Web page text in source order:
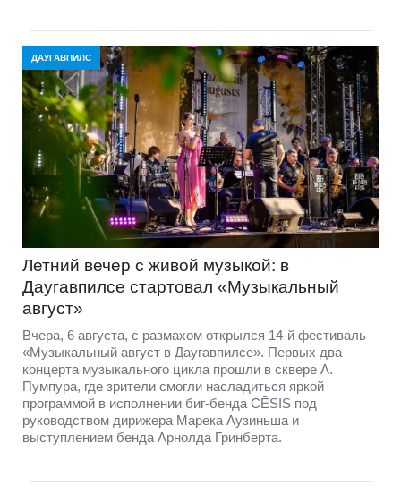
ДАУГАВПИЛС
Летний вечер с живой музыкой: в
Даугавпилсе стартовал «Музыкальный
август»
Вчера, 6 августа, с размахом открылся 14-й фестиваль
«Музыкальный август в Даугавпилсе». Первых два
концерта музыкального цикла прошли в сквере А.
Пумпура, где зрители смогли насладиться яркой
программой в исполнении биг-бенда CĒSIS под
руководством дирижера Марека Аузиньша и
выступлением бенда Арнолда Гринберта.